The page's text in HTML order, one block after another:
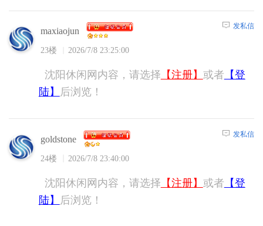
maxiaojun
23楼 2026/7/8 23:25:00
发私信
沈阳休闲网内容，请选择 【注册】 或者 【登
陆】
后浏览！
goldstone
24楼 2026/7/8 23:40:00
发私信
沈阳休闲网内容，请选择 【注册】 或者 【登
陆】
后浏览！